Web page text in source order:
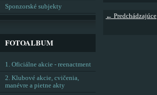
← Predchádzajúce
Sponzorské subjekty
FOTOALBUM
1. Oficiálne akcie - reenactment
2. Klubové akcie, cvičenia,
manévre a pietne akty